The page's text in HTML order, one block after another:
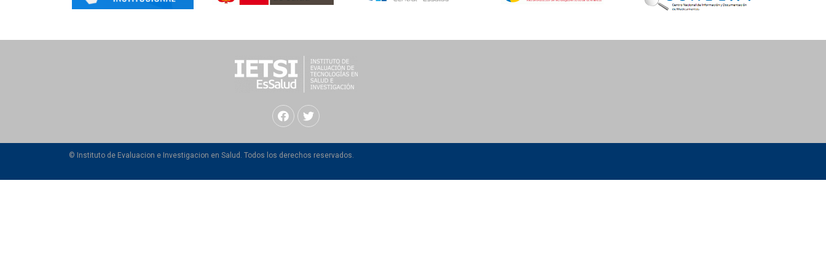
© Instituto de Evaluacion e Investigacion en Salud. Todos los derechos reservados.